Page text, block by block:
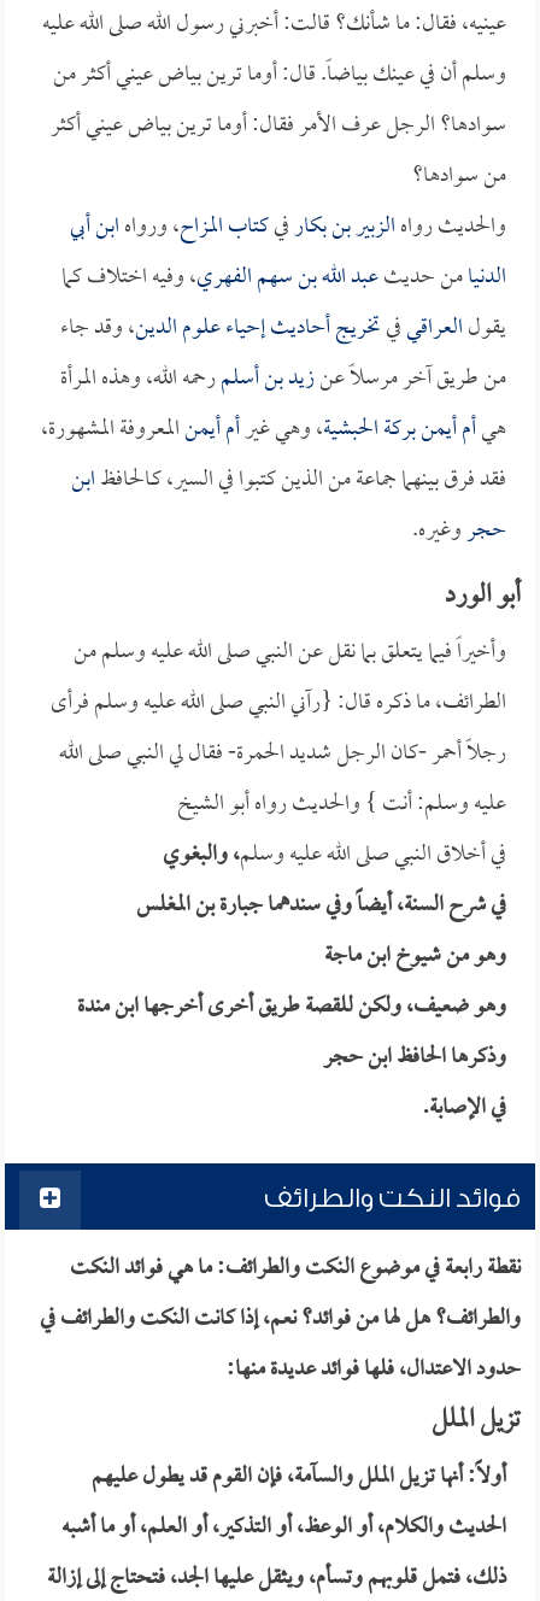
عينيه، فقال: ما شأنك؟ قالت: أخبرني رسول الله صلى الله عليه
وسلم أن في عينك بياضاً. قال: أوما ترين بياض عيني أكثر من
سوادها؟ الرجل عرف الأمر فقال: أوما ترين بياض عيني أكثر
من سوادها؟
والحديث رواهالزبير بن بكارفيكتاب المزاح، ورواهابن أبي
الدنيامن حديثعبد الله بن سهم الفهري، وفيه اختلاف كما
يقولالعراقيفيتخريج أحاديث إحياء علوم الدين، وقد جاء
من طريق آخر مرسلاً عنزيد بن أسلمرحمه الله، وهذه المرأة
هيأم أيمن بركة الحبشية، وهي غيرأم أيمنالمعروفة المشهورة،
فقد فرق بينهما جماعة من الذين كتبوا في السير، كـالحافظابن
حجروغيره.
أبو الورد
وأخيراً فيما يتعلق بما نقل عن النبي صلى الله عليه وسلم من
الطرائف، ما ذكرهقال: {رآني النبي صلى الله عليه وسلم فرأى
رجلاً أحمر -كان الرجل شديد الحمرة- فقال لي النبي صلى الله
عليه وسلم: أنت} والحديث رواهأبو الشيخ
فيأخلاق النبي صلى الله عليه وسلم، والبغوي
فيشرح السنة، أيضاً وفي سندهماجبارة بن المغلس
وهو من شيوخابن ماجة
وهو ضعيف، ولكن للقصة طريق أخرى أخرجهاابن مندة
وذكرها الحافظابن حجر
فيالإصابة.
فوائد النكت والطرائف
نقطة رابعة في موضوع النكت والطرائف: ما هي فوائد النكت
والطرائف؟ هل لها من فوائد؟ نعم، إذا كانت النكت والطرائف في
حدود الاعتدال، فلها فوائد عديدة منها:
تزيل الملل
أولاً: أنها تزيل الملل والسآمة، فإن القوم قد يطول عليهم
الحديث والكلام، أو الوعظ، أو التذكير، أو العلم، أو ما أشبه
ذلك، فتمل قلوبهم وتسأم، ويثقل عليها الجد، فتحتاج إلى إزالة